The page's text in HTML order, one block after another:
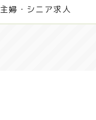
主婦・シニア求人